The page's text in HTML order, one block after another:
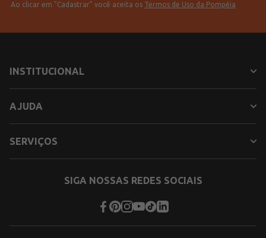
Ao clicar em "Cadastrar" você aceita os Termos de Uso da Pompéia
INSTITUCIONAL
AJUDA
SERVIÇOS
SIGA NOSSAS REDES SOCIAIS